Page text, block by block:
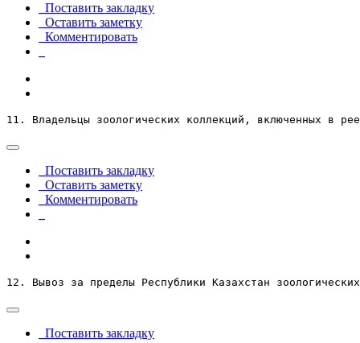
Поставить закладку
Оставить заметку
Комментировать
11. Владельцы зоологических коллекций, включенных в
Поставить закладку
Оставить заметку
Комментировать
12. Вывоз за пределы Республики Казахстан
Поставить закладку